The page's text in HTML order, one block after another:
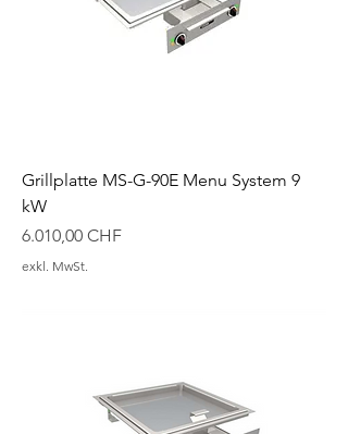
Grillplatte MS-G-90E Menu System 9
kW
Preis
6.010,00 CHF
exkl. MwSt.